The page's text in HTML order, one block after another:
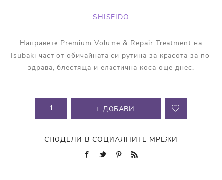
SHISEIDO
Направете Premium Volume & Repair Treatment на
Tsubaki част от обичайната си рутина за красота за по-
здрава, блестяща и еластична коса още днес.
ДОБАВИ
СПОДЕЛИ В СОЦИАЛНИТЕ МРЕЖИ